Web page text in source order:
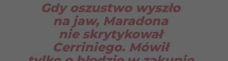
Gdy oszustwo wyszło
na jaw, Maradona
nie skrytykował
Cerriniego. Mówił